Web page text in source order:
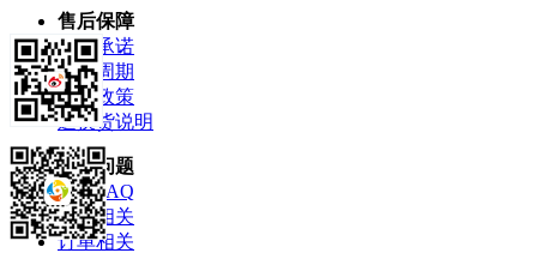
售后保障
服务承诺
服务周期
售后政策
退换货说明
常见问题
柳橙FAQ
产品相关
订单相关